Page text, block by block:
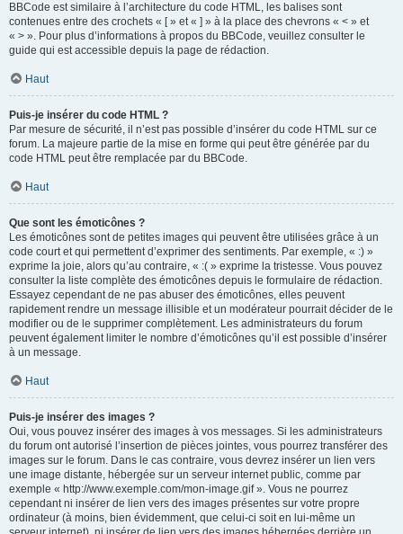
BBCode est similaire à l’architecture du code HTML, les balises sont
contenues entre des crochets « [ » et « ] » à la place des chevrons « < » et
« > ». Pour plus d’informations à propos du BBCode, veuillez consulter le
guide qui est accessible depuis la page de rédaction.
Haut
Puis-je insérer du code HTML ?
Par mesure de sécurité, il n’est pas possible d’insérer du code HTML sur ce
forum. La majeure partie de la mise en forme qui peut être générée par du
code HTML peut être remplacée par du BBCode.
Haut
Que sont les émoticônes ?
Les émoticônes sont de petites images qui peuvent être utilisées grâce à un
code court et qui permettent d’exprimer des sentiments. Par exemple, « :) »
exprime la joie, alors qu’au contraire, « :( » exprime la tristesse. Vous pouvez
consulter la liste complète des émoticônes depuis le formulaire de rédaction.
Essayez cependant de ne pas abuser des émoticônes, elles peuvent
rapidement rendre un message illisible et un modérateur pourrait décider de le
modifier ou de le supprimer complètement. Les administrateurs du forum
peuvent également limiter le nombre d’émoticônes qu’il est possible d’insérer
à un message.
Haut
Puis-je insérer des images ?
Oui, vous pouvez insérer des images à vos messages. Si les administrateurs
du forum ont autorisé l’insertion de pièces jointes, vous pourrez transférer des
images sur le forum. Dans le cas contraire, vous devrez insérer un lien vers
une image distante, hébergée sur un serveur internet public, comme par
exemple « http://www.exemple.com/mon-image.gif ». Vous ne pourrez
cependant ni insérer de lien vers des images présentes sur votre propre
ordinateur (à moins, bien évidemment, que celui-ci soit en lui-même un